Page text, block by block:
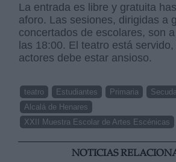
La entrada es libre y gratuita
aforo. Las sesiones, dirigidas a
concertados de escolares, son
las 18:00. El teatro está
actores debe estar ansioso.
teatro Estudiantes Primaria
Alcalá de Henares
XXII Muestra Escolar de Artes Escénicas
NOTICIAS